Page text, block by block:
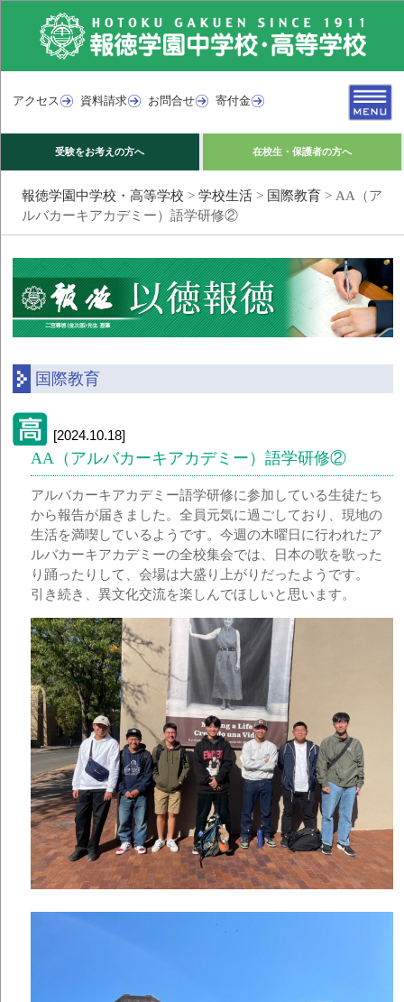
アクセス 資料請求 お問合せ 寄付金
受験をお考えの方へ 在校生・保護者の方へ
報徳学園中学校・高等学校 > 学校生活> 国際教育> AA（ア
ルバカーキアカデミー）語学研修②
国際教育
[2024.10.18]
AA（アルバカーキアカデミー）語学研修②
アルバカーキアカデミー語学研修に参加している生徒たち
から報告が届きました。全員元気に過ごしており、現地の
生活を満喫しているようです。今週の木曜日に行われたア
ルバカーキアカデミーの全校集会では、日本の歌を歌った
り踊ったりして、会場は大盛り上がりだったようです。
引き続き、異文化交流を楽しんでほしいと思います。